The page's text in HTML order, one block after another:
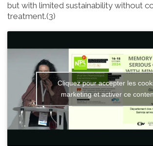
but with limited sustainability without
treatment.(3)
Cliquez pour accepter les
marketing et activer ce